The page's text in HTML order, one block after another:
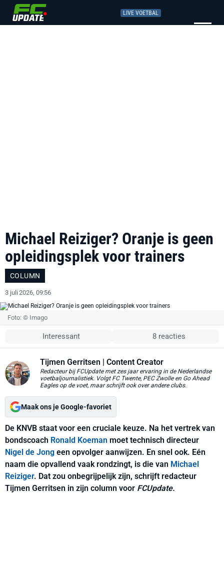
LIVE VOETBAL
Michael Reiziger? Oranje is geen
opleidingsplek voor trainers
COLUMN
3 juli 2026, 09:56
Foto: © Imago
Interessant 8 reacties
Tijmen Gerritsen | Content Creator
Redacteur bij FCUpdate met zes jaar ervaring in de Nederlandse
voetbaljournalistiek. Volgt FC Twente, PEC Zwolle en Go Ahead
Eagles op de voet, maar schrijft ook over andere clubs.
Maak ons je Google-favoriet
De KNVB staat voor een cruciale keuze. Na het vertrek van
bondscoach Ronald Koeman moet technisch directeur
Nigel de Jong een opvolger aanwijzen. En snel ook. Eén
naam die opvallend vaak rondzingt, is die van Michael
Reiziger. Dat zou onbegrijpelijk zijn, schrijft redacteur
Tijmen Gerritsen in zijn column voor FCUpdate.